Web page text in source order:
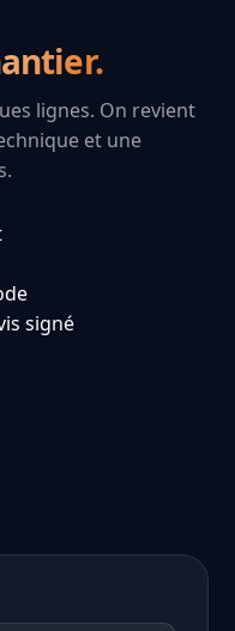
lignes. On revient
et une
signé